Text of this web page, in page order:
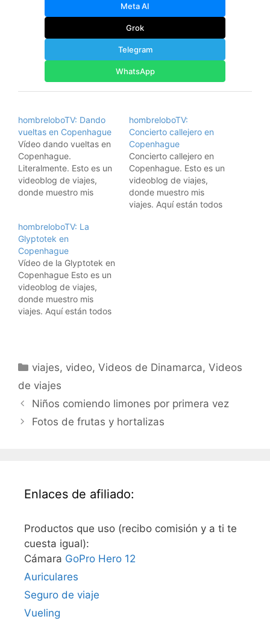
Meta AI
Grok
Telegram
WhatsApp
hombreloboTV: Dando
vueltas en Copenhague
Vídeo dando vueltas en
Copenhague.
Literalmente. Esto es un
videoblog de viajes,
donde muestro mis
Suscribiros a los feeds
RSS: Suscríbete a los
vídeos de viajes de
hombrelobo Para iPods y
AppleTVs, usad iTunes: Y
para suscribiros al
videoblog con
Democracy…
hombreloboTV:
Concierto callejero en
Copenhague
Concierto callejero en
Copenhague. Esto es un
videoblog de viajes,
donde muestro mis
viajes. Aquí están todos
hombreloboTV: La
Glyptotek en
Copenhague
Vídeo de la Glyptotek en
Copenhague Esto es un
videoblog de viajes,
donde muestro mis
viajes. Aquí están todos
hombrelobo Para iPods y
AppleTVs, usad iTunes: Y
videoblog con
Democracy…
Categorías
viajes, video,Videos de Dinamarca,Videos
de viajes
Niños comiendo limones por primera vez
Fotos de frutas y hortalizas
Enlaces de afiliado:
Productos que uso (recibo comisión y a ti te
cuesta igual):
Cámara GoPro Hero 12
Auriculares
Seguro de viaje
Vueling